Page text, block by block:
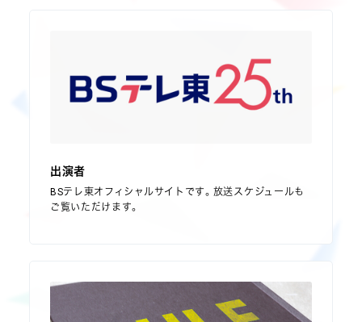
出演者
BSテレ東オフィシャルサイトです。放送スケジュールも
ご覧いただけます。